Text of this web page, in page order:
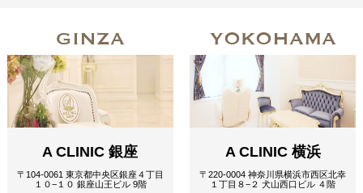
GINZA
A CLINIC 銀座
〒104-0061 東京都中央区銀座４丁目
１０−１０ 銀座山王ビル 9階
YOKOHAMA
A CLINIC 横浜
〒220-0004 神奈川県横浜市西区北幸
１丁目８−２ 犬山西口ビル ４階